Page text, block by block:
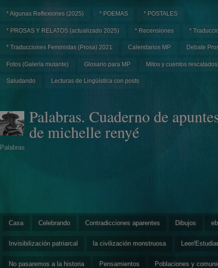
* Algunas Reflexiones (2025) * POEMAS * POSTALES
* PROSAS Y RELATOS (actualizado 2025) * Recensiones *
* Traducciones Feministas (Prosa) 2021 Calendarios MP Debate
Fotos (Galería mutante) Glosario para MP Mitos y cuentos rescatados
Saludando Lecturas de Lingüística con posts
Palabras. Cuaderno de
de michelle renyé
Palabras
Casa Celebrando Contradicciones aparentes Dibujos
Invisibilización patriarcal la civilización monstruosa Leer/Estudiar
No pasaremos a la historia Pensamientos Poblaciones y